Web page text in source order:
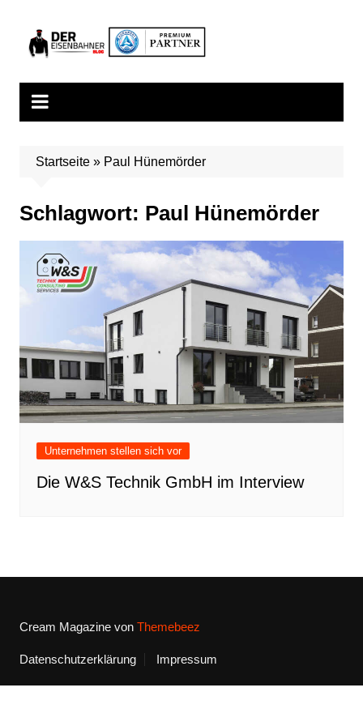
springen
Startseite» Paul Hünemörder
Schlagwort: Paul Hünemörder
Unternehmen stellen sich vor
Die W&S Technik GmbH im Interview
Cream Magazine von Themebeez
Datenschutzerklärung Impressum